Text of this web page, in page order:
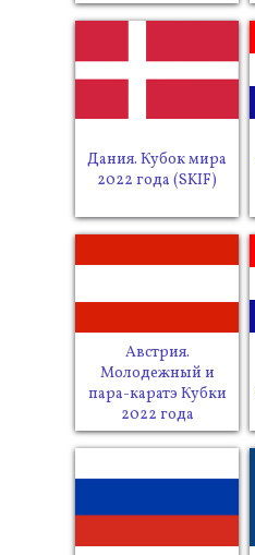
Дания. Кубок мира
2022 года (SKIF)
Австрия.
Молодежный и
пара-каратэ Кубки
2022 года